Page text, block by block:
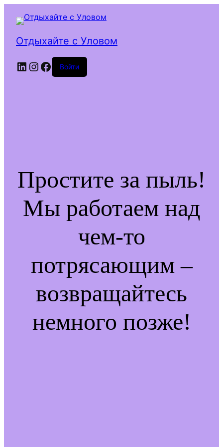
Отдыхайте с Уловом
LinkedIn
Instagram
Facebook
Войти
Простите за пыль!
Мы работаем над
чем-то
потрясающим –
возвращайтесь
немного позже!